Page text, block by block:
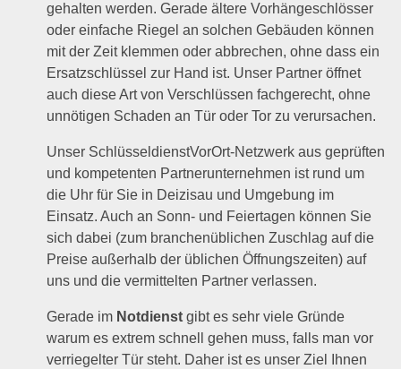
gehalten werden. Gerade ältere Vorhängeschlösser
oder einfache Riegel an solchen Gebäuden können
mit der Zeit klemmen oder abbrechen, ohne dass ein
Ersatzschlüssel zur Hand ist. Unser Partner öffnet
auch diese Art von Verschlüssen fachgerecht, ohne
unnötigen Schaden an Tür oder Tor zu verursachen.
Unser SchlüsseldienstVorOrt-Netzwerk aus geprüften
und kompetenten Partnerunternehmen ist rund um
die Uhr für Sie in Deizisau und Umgebung im
Einsatz. Auch an Sonn- und Feiertagen können Sie
sich dabei (zum branchenüblichen Zuschlag auf die
Preise außerhalb der üblichen Öffnungszeiten) auf
uns und die vermittelten Partner verlassen.
Gerade im Notdienst gibt es sehr viele Gründe
warum es extrem schnell gehen muss, falls man vor
verriegelter Tür steht. Daher ist es unser Ziel Ihnen